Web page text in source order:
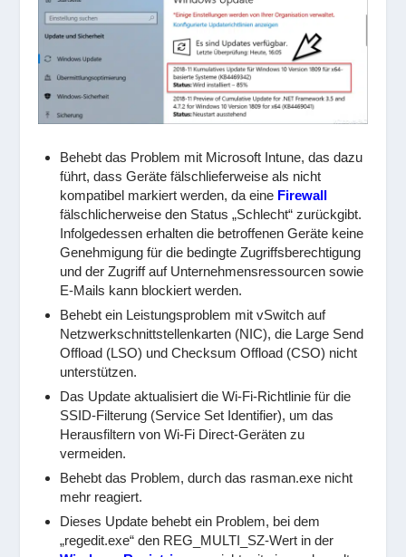
Behebt das Problem mit Microsoft Intune, das dazu
führt, dass Geräte fälschlieferweise als nicht
kompatibel markiert werden, da eine Firewall
fälschlicherweise den Status „Schlecht“ zurückgibt.
Infolgedessen erhalten die betroffenen Geräte keine
Genehmigung für die bedingte Zugriffsberechtigung
und der Zugriff auf Unternehmensressourcen sowie
E-Mails kann blockiert werden.
Behebt ein Leistungsproblem mit vSwitch auf
Netzwerkschnittstellenkarten (NIC), die Large Send
Offload (LSO) und Checksum Offload (CSO) nicht
unterstützen.
Das Update aktualisiert die Wi-Fi-Richtlinie für die
SSID-Filterung (Service Set Identifier), um das
Herausfiltern von Wi-Fi Direct-Geräten zu
vermeiden.
Behebt das Problem, durch das rasman.exe nicht
mehr reagiert.
Dieses Update behebt ein Problem, bei dem
„regedit.exe“ den REG_MULTI_SZ-Wert in der